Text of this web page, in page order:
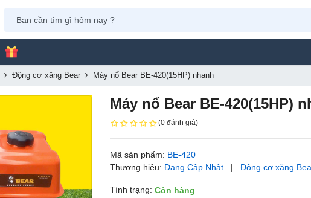
Động cơ xăng Bear Máy nổ Bear BE-420(15HP) nhanh
Máy nổ Bear BE-420(15HP)
(0 đánh giá)
Mã sản phẩm: BE-420
Thương hiệu:Đang Cập Nhật |Động cơ xăng
Tình trạng:Còn hàng